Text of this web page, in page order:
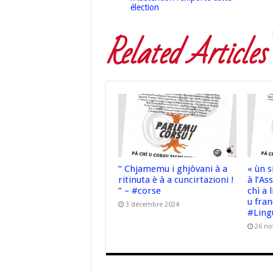
élection
Related Articles
“ Chjamemu i ghjòvani à a
ritinuta è à a cuncirtazioni !
” – #corse
3 décembre 2024
« ùn
à
chì a
u
26